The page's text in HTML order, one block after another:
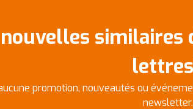
nouvelles similaires
promotion, nouveautés ou
newsletter.